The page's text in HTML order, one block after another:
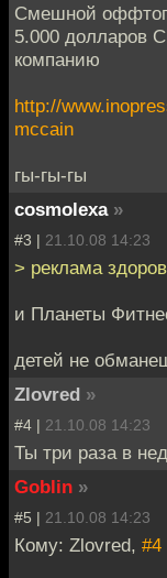
Смешной
5.000 долларов
компанию
http://
mccain
гы-гы-гы
cosmolexa »
#3 | 21.10.08 14:23
> реклама
и Планеты
детей не
Zlovred »
#4 | 21.10.08 14:23
Ты три раза в
Goblin »
#5 | 21.10.08 14:23
Кому: Zlovred, #4